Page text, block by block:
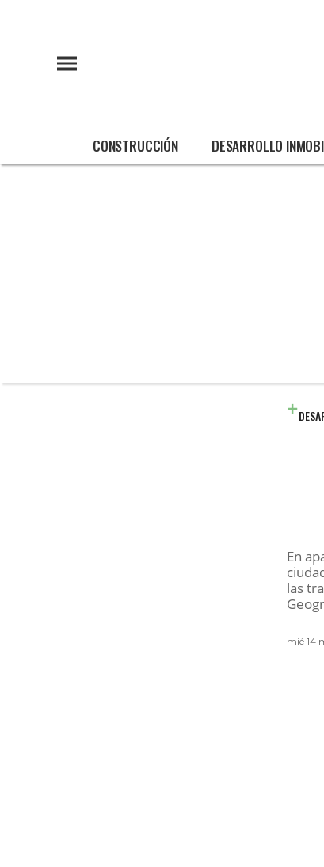
CONSTRUCCIÓN DESARROLLO
En
las
mié 14